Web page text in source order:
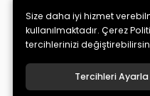
Size daha iyi hizmet
kullanılmaktadır. Çerez
tercihlerinizi
Tercihleri Ayarla